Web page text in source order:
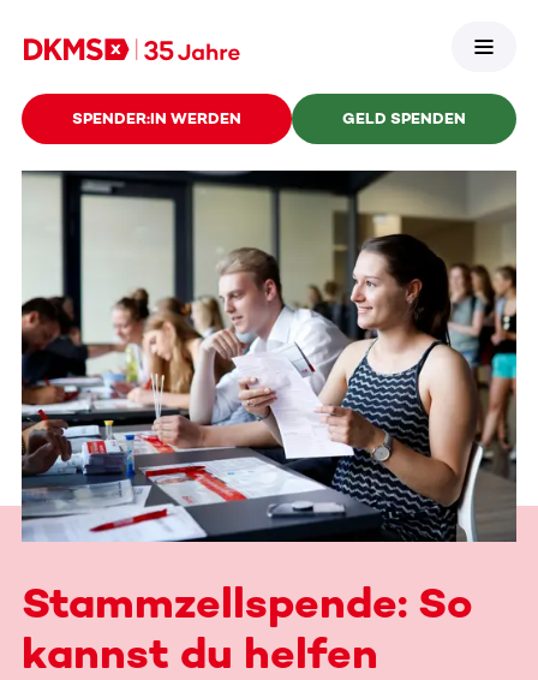
SPENDER:IN WERDEN GELD SPENDEN
Stammzellspende: So
kannst du helfen